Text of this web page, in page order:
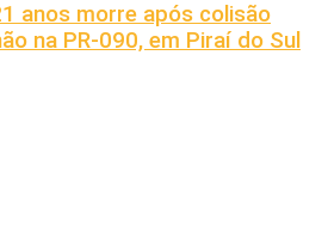
anos morre após colisão
na PR-090, em Piraí do Sul